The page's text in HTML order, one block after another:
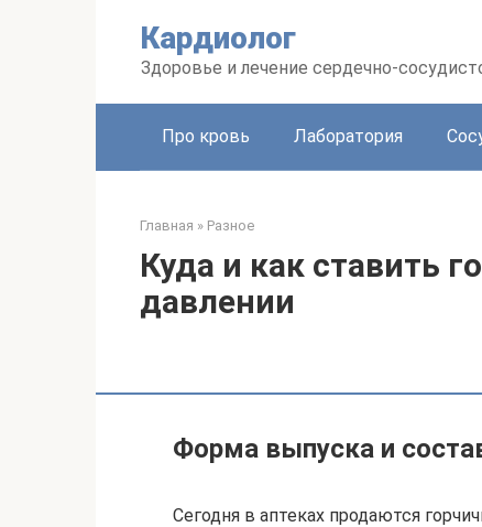
Кардиолог
Здоровье и лечение сердечно-
Про кровь Лаборатория
Главная » Разное
Куда и как ставить
давлении
Форма выпуска и
Сегодня в аптеках продаются